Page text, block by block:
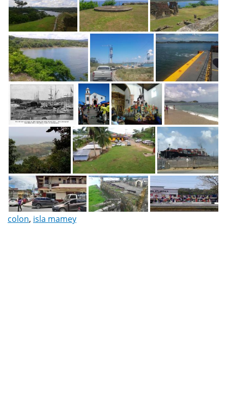
colon, isla mamey